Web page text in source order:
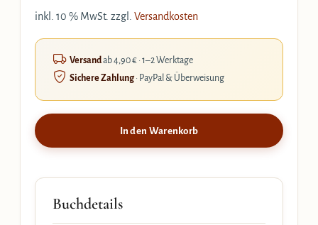
inkl. 10 % MwSt. zzgl. Versandkosten
Versandab 4,90 € · 1–2 Werktage
Sichere Zahlung· PayPal & Überweisung
In den Warenkorb
Buchdetails